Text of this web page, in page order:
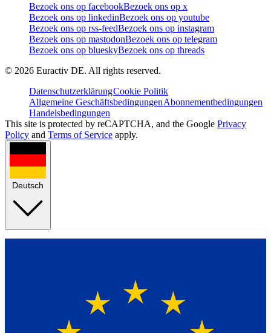
Bezoek ons op facebookBezoek ons op x
Bezoek ons op linkedinBezoek ons op youtube
Bezoek ons op rss-feedBezoek ons op instagram
Bezoek ons op mastodonBezoek ons op telegram
Bezoek ons op blueskyBezoek ons op threads
© 2026 Euractiv DE. All rights reserved.
DatenschutzerklärungCookie Politik
Allgemeine GeschäftsbedingungenAbonnementbedingungen
Handelsbedingungen
This site is protected by reCAPTCHA, and the Google Privacy
Policy and Terms of Service apply.
Deutsch